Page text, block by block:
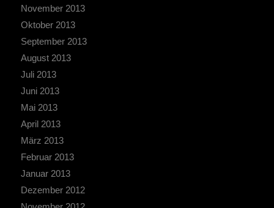
November 2013
Oktober 2013
September 2013
August 2013
Juli 2013
Juni 2013
Mai 2013
April 2013
März 2013
Februar 2013
Januar 2013
Dezember 2012